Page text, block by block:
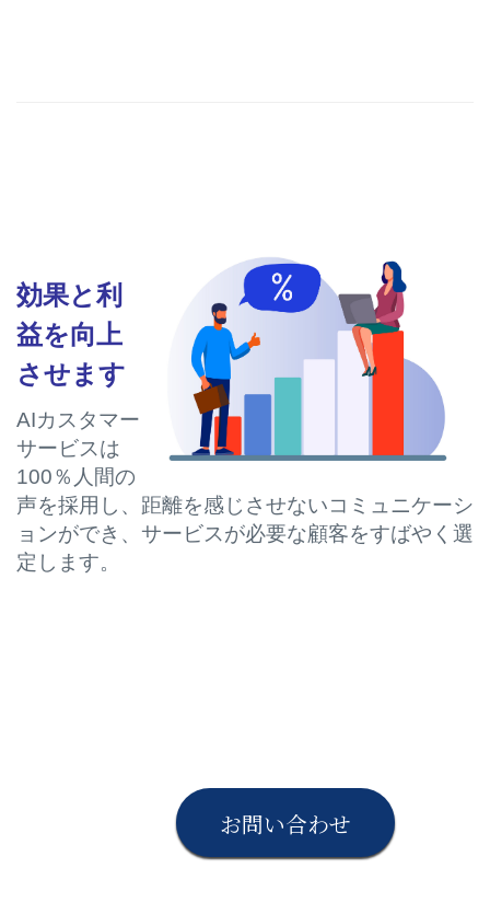
効果と利
益を向上
させます
AIカスタマー
サービスは
100％人間の
声を採用し、距離を感じさせないコミュニケーシ
ョンができ、サービスが必要な顧客をすばやく選
定します。
お問い合わせ